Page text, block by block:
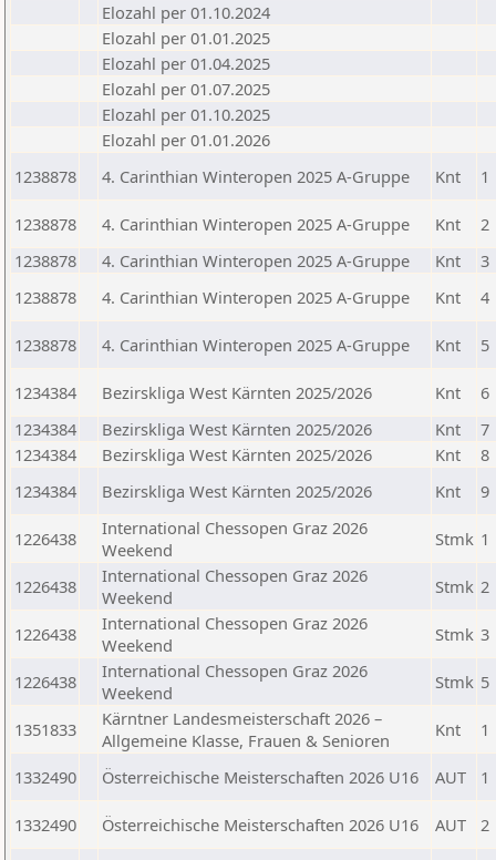
Elozahl per 01.10.2024
Elozahl per 01.01.2025
Elozahl per 01.04.2025
Elozahl per 01.07.2025
Elozahl per 01.10.2025
Elozahl per 01.01.2026
1238878
4. Carinthian Winteropen 2025 A-Gruppe Knt 1
1238878 4. Carinthian Winteropen 2025 A-Gruppe Knt
2
1238878
4. Carinthian Winteropen 2025 A-Gruppe Knt
3
1238878
4. Carinthian Winteropen 2025 A-Gruppe Knt 4
1238878 4. Carinthian Winteropen 2025 A-Gruppe Knt 5
1234384 Bezirskliga West Kärnten 2025/2026 Knt
6
1234384
Bezirskliga West Kärnten 2025/2026 Knt
7
1234384
Bezirskliga West Kärnten 2025/2026 Knt
8
1234384
Bezirskliga West Kärnten 2025/2026 Knt 9
1226438
International Chessopen Graz 2026
Weekend
Stmk 1
1226438
International Chessopen Graz 2026
Weekend
Stmk 2
1226438
International Chessopen Graz 2026
Weekend
Stmk 3
1226438
International Chessopen Graz 2026
Weekend
Stmk 5
1351833
Kärntner Landesmeisterschaft 2026 –
Allgemeine Klasse, Frauen & Senioren
Knt 1
1332490 Österreichische Meisterschaften 2026 U16 AUT 1
1332490 Österreichische Meisterschaften 2026 U16 AUT 2